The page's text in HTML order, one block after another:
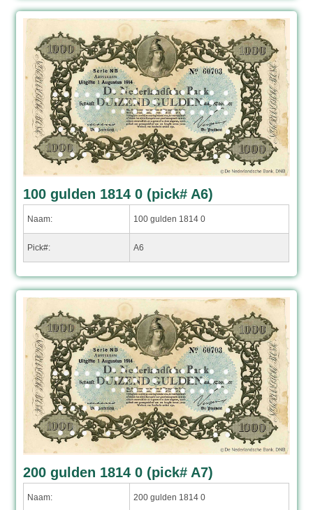
100 gulden 1814 0 (pick# A6)
Naam: 100 gulden 1814 0
Pick#: A6
200 gulden 1814 0 (pick# A7)
Naam: 200 gulden 1814 0